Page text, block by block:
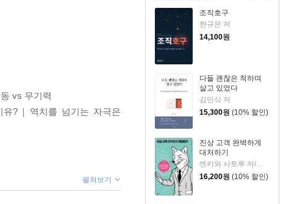
조직호구
한규은 저
14,100원
다들 괜찮은 척하며
살고 있었다
김민식 저
15,300원 (10% 할인)
진상 고객 완벽하게
대처하기
엔카와 사토루 저/이주 역
16,200원 (10% 할인)
vs 무기력
?｜역치를 넘기는 자극은
펼쳐보기